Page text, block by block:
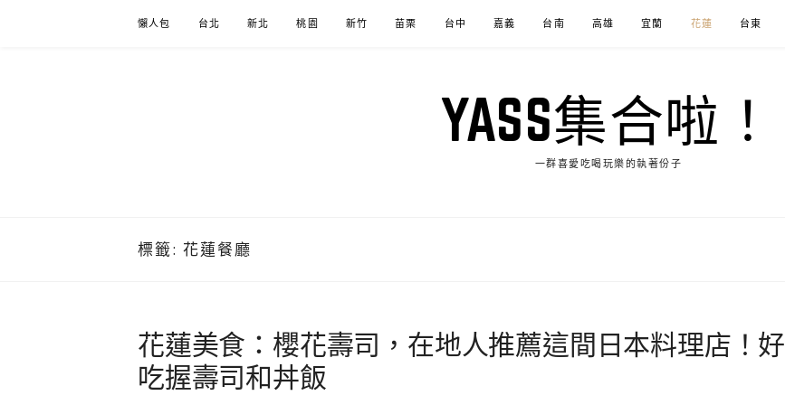
懶人包 台北 新北 桃園 新竹 苗栗 台中 嘉義 台南 高雄 宜蘭 花蓮 台東
YASS集合啦！
一群喜愛吃喝玩樂的執著份子
標籤: 花蓮餐廳
花蓮美食：櫻花壽司，在地人推薦這間日本料理店！好
吃握壽司和丼飯